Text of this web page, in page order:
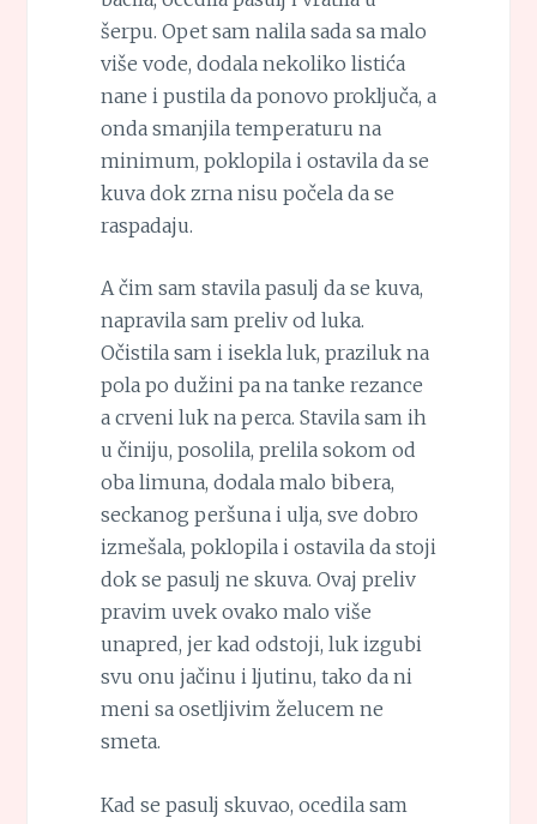
šerpu. Opet sam nalila sada sa malo
više vode, dodala nekoliko listića
nane i pustila da ponovo proključa, a
onda smanjila temperaturu na
minimum, poklopila i ostavila da se
kuva dok zrna nisu počela da se
raspadaju.
A čim sam stavila pasulj da se kuva,
napravila sam preliv od luka.
Očistila sam i isekla luk, praziluk na
pola po dužini pa na tanke rezance
a crveni luk na perca. Stavila sam ih
u činiju, posolila, prelila sokom od
oba limuna, dodala malo bibera,
seckanog peršuna i ulja, sve dobro
izmešala, poklopila i ostavila da stoji
dok se pasulj ne skuva. Ovaj preliv
pravim uvek ovako malo više
unapred, jer kad odstoji, luk izgubi
svu onu jačinu i ljutinu, tako da ni
meni sa osetljivim želucem ne
smeta.
Kad se pasulj skuvao, ocedila sam